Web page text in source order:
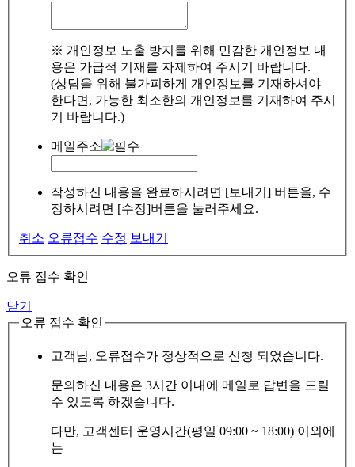
※ 개인정보 노출 방지를 위해 민감한 개인정보 내
용은 가급적 기재를 자제하여 주시기 바랍니다.
(상담을 위해 불가피하게 개인정보를 기재하셔야
한다면, 가능한 최소한의 개인정보를 기재하여 주시
기 바랍니다.)
메일주소
작성하신 내용을 완료하시려면 [보내기] 버튼을, 수
정하시려면 [수정]버튼을 눌러주세요.
취소 오류접수 수정 보내기
오류 접수 확인
닫기
오류 접수 확인
고객님, 오류접수가 정상적으로 신청 되었습니다.
문의하신 내용은 3시간 이내에 메일로 답변을 드릴
수 있도록 하겠습니다.
다만, 고객센터 운영시간(평일 09:00 ~ 18:00) 이외에
는